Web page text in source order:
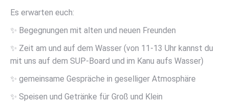
Es erwarten euch:
✨ Begegnungen mit alten und neuen Freunden
✨ Zeit am und auf dem Wasser (von 11-13 Uhr kannst du
mit uns auf dem SUP-Board und im Kanu aufs Wasser)
✨ gemeinsame Gespräche in geselliger Atmosphäre
✨ Speisen und Getränke für Groß und Klein